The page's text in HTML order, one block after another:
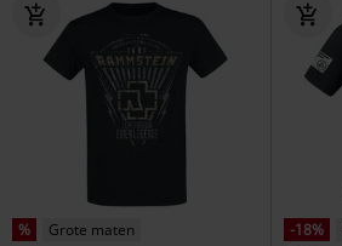
% Grote maten -18%